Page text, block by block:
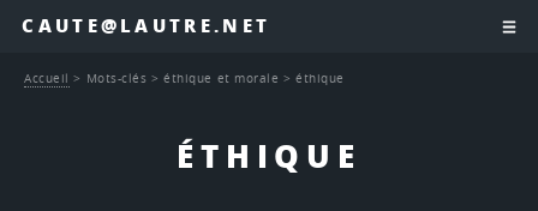
CAUTE@LAUTRE.NET
ÉTHIQUE
Accueil > Mots-clés >éthique et morale >éthique